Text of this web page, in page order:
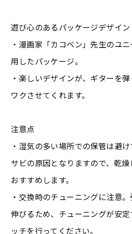
遊び心のあるパッケージデザイン
・漫画家「カコベン」先生のユ
用したパッケージ。
・楽しいデザインが、ギターを
ワクさせてくれます。
注意点
・湿気の多い場所での保管は避
サビの原因となりますので、乾
おすすめします。
・交換時のチューニングに注意
伸びるため、チューニングが安
ッチを行ってください。